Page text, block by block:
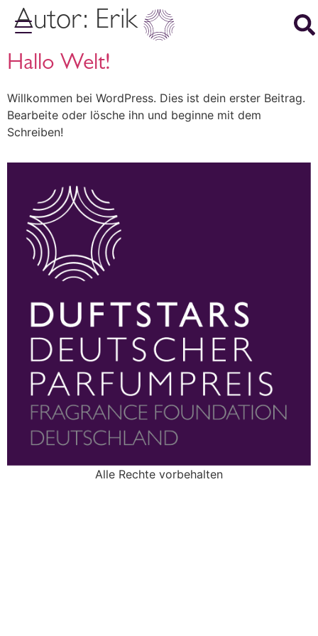
Autor: Erik
Hallo Welt!
Willkommen bei WordPress. Dies ist dein erster Beitrag.
Bearbeite oder lösche ihn und beginne mit dem
Schreiben!
Alle Rechte vorbehalten